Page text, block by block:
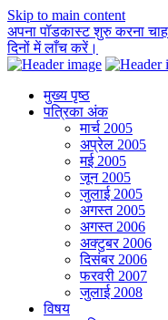
Skip to main content
अपना पॉडकास्ट शुरु करना
दिनों में लाँच करें।
मुख्य पृष्ठ
पत्रिका अंक
मार्च 2005
अप्रेल 2005
मई 2005
जून 2005
जुलाई 2005
अगस्त 2005
अगस्त 2006
अक्टुबर 2006
दिसंबर 2006
फरवरी 2007
जुलाई 2008
विषय